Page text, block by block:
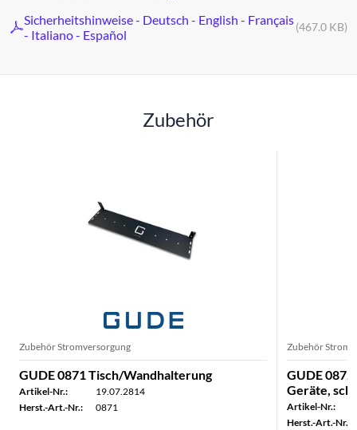
Sicherheitshinweise - Deutsch - English - Français
- Italiano - Español
(467.0 KB)
Zubehör
Zubehör Stromversorgung
GUDE 0871 Tisch/Wandhalterung
Artikel-Nr.:
19.07.2814
Herst.-Art.-Nr.:
0871
Zubehör
GUDE
Geräte,
Artikel-Nr.:
Herst.-Art.-Nr.: